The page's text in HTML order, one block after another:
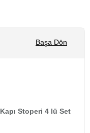
Başa Dön
Stoperi 4 lü Set